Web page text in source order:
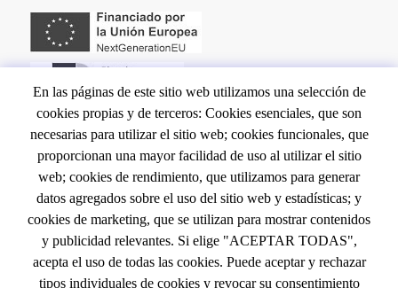
En las páginas de este sitio web utilizamos una selección de
cookies propias y de terceros: Cookies esenciales, que son
necesarias para utilizar el sitio web; cookies funcionales, que
proporcionan una mayor facilidad de uso al utilizar el sitio
web; cookies de rendimiento, que utilizamos para generar
datos agregados sobre el uso del sitio web y estadísticas; y
cookies de marketing, que se utilizan para mostrar contenidos
y publicidad relevantes. Si elige "ACEPTAR TODAS",
acepta el uso de todas las cookies. Puede aceptar y rechazar
tipos individuales de cookies y revocar su consentimiento
NAVEGACIÓN
PRINCIPAL
CONTACTO
EVENTOS
LEGAL
NOTA LEGAL
POLÍTICA DE COOKIES
TÉRMINOS Y CONDICIONES